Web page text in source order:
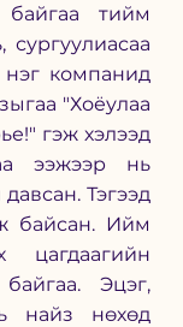
тийм
нэг компанид
"Хоёулаа
гэж хэлээд
ээжээр нь
Тэгээд
байсан. Ийм
Эцэг,
найз нөхөд